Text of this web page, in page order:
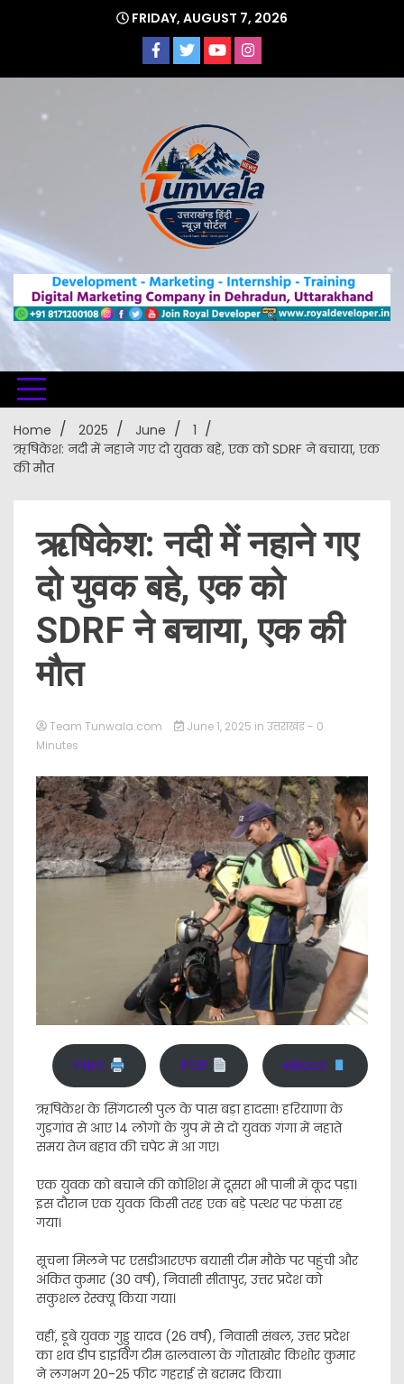
FRIDAY, AUGUST 7, 2026
Uttarakhand Hindi News Portal
Home 2025 June
1
ऋषिकेश: नदी में नहाने गए दो युवक बहे, एक को SDRF ने बचाया, एक
की मौत
ऋषिकेश: नदी में नहाने गए
दो युवक बहे, एक को
SDRF ने बचाया, एक की
मौत
Team Tunwala.com June 1, 2025 in उत्तराखंड - 0
Minutes
Print PDF eBook
ऋषिकेश के सिंगटाली पुल के पास बड़ा हादसा! हरियाणा के
गुड़गांव से आए 14 लोगों के ग्रुप में से दो युवक गंगा में नहाते
समय तेज बहाव की चपेट में आ गए।
एक युवक को बचाने की कोशिश में दूसरा भी पानी में कूद पड़ा।
इस दौरान एक युवक किसी तरह एक बड़े पत्थर पर फंसा रह
गया।
सूचना मिलने पर एसडीआरएफ बयासी टीम मौके पर पहुंची और
अंकित कुमार (30 वर्ष), निवासी सीतापुर, उत्तर प्रदेश को
सकुशल रेस्क्यू किया गया।
वहीं, डूबे युवक गुड्डू यादव (26 वर्ष), निवासी संबल, उत्तर प्रदेश
का शव डीप डाइविंग टीम ढालवाला के गोताखोर किशोर कुमार
ने लगभग 20-25 फीट गहराई से बरामद किया।